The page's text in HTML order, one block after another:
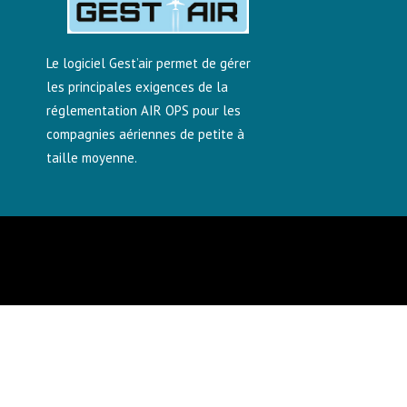
Le logiciel Gest’air permet de gérer
les principales exigences de la
réglementation AIR OPS pour les
compagnies aériennes de petite à
taille moyenne.